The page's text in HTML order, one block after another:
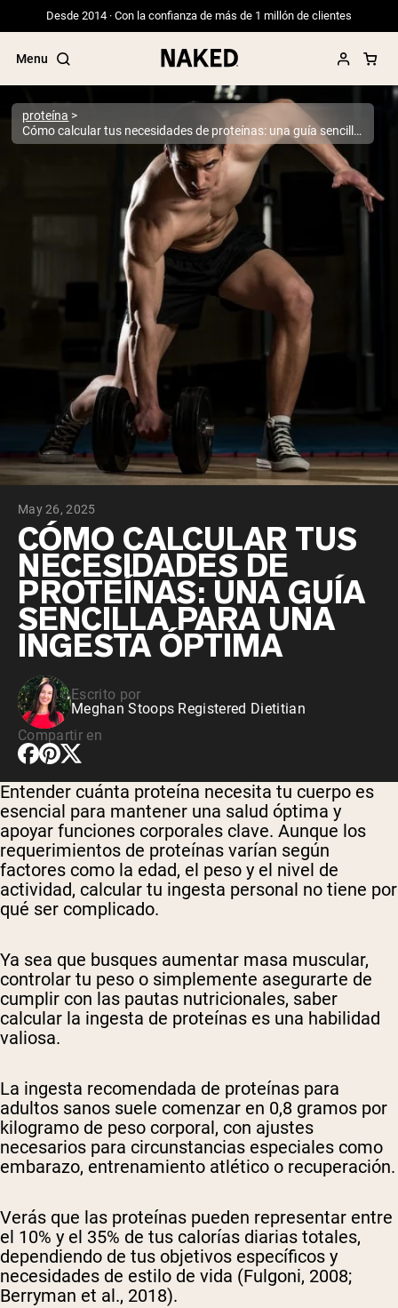
Desde 2014 · Con la confianza de más de 1 millón de clientes
Menu
Términos de Búsqueda Populares
”Protein Powder“
”Micellar Casein“
proteína
Cómo calcular tus necesidades de proteínas: una guía sencilla para una ingesta óptima
May 26, 2025
CÓMO CALCULAR TUS
NECESIDADES DE
PROTEÍNAS: UNA GUÍA
SENCILLA PARA UNA
INGESTA ÓPTIMA
Escrito por
Meghan Stoops Registered Dietitian
Compartir en
Entender cuánta proteína necesita tu cuerpo es
esencial para mantener una salud óptima y
apoyar funciones corporales clave. Aunque los
requerimientos de proteínas varían según
factores como la edad, el peso y el nivel de
actividad, calcular tu ingesta personal no tiene por
qué ser complicado.
Ya sea que busques aumentar masa muscular,
controlar tu peso o simplemente asegurarte de
cumplir con las pautas nutricionales, saber
calcular la ingesta de proteínas es una habilidad
valiosa.
La ingesta recomendada de proteínas para
adultos sanos suele comenzar en 0,8 gramos por
kilogramo de peso corporal, con ajustes
necesarios para circunstancias especiales como
embarazo, entrenamiento atlético o recuperación.
Verás que las proteínas pueden representar entre
el 10% y el 35% de tus calorías diarias totales,
dependiendo de tus objetivos específicos y
necesidades de estilo de vida (Fulgoni, 2008;
Berryman et al., 2018).